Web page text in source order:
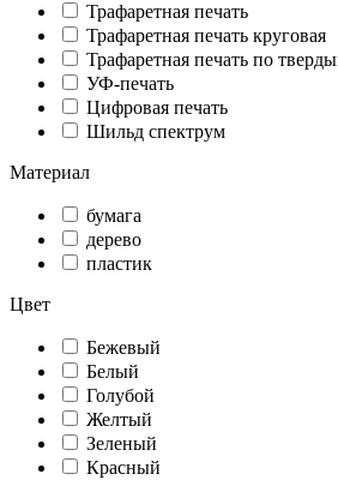
Трафаретная печать
Трафаретная печать круговая
Трафаретная печать по
УФ-печать
Цифровая печать
Шильд спектрум
Материал
бумага
дерево
пластик
Цвет
Бежевый
Белый
Голубой
Желтый
Зеленый
Красный